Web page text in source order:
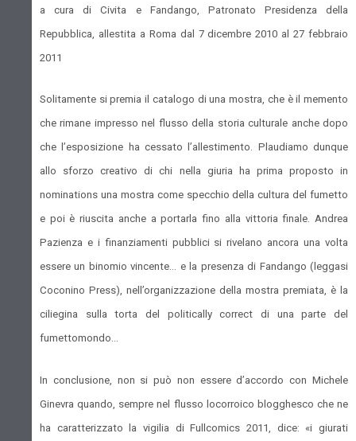
a cura di Civita e Fandango, Patronato Presidenza della
Repubblica, allestita a Roma dal 7 dicembre 2010 al27 febbraio
2011
Solitamente si premia il catalogo di una mostra, che è il memento
che rimane impresso nel flusso della storia culturale anche dopo
che l’esposizione ha cessato l’allestimento. Plaudiamo dunque
allo sforzo creativo di chi nella giuria ha prima proposto in
nominations una mostra come specchio della cultura del fumetto
e poi è riuscita anche a portarla fino alla vittoria finale. Andrea
Pazienza e i finanziamenti pubblici si rivelano ancora una volta
essere un binomio vincente… e la presenza di Fandango (leggasi
Coconino Press), nell’organizzazione della mostra premiata, è la
ciliegina sulla torta del politically correct di una parte del
fumettomondo...
In conclusione, non si può non essere d’accordo con Michele
Ginevra quando, sempre nel flusso locorroico blogghesco che ne
ha caratterizzato la vigilia di Fullcomics 2011, dice: «i giurati